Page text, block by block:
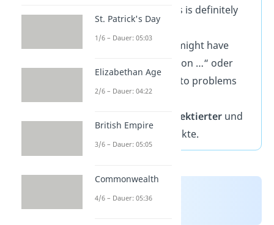
„This is definitely
„This might have
negative effects on …“ oder
„This could lead to problems
reflektierter und
bringt mehr Punkte.
St. Patrick's Day
1/6 – Dauer: 05:03
Elizabethan Age
2/6 – Dauer: 04:22
British Empire
3/6 – Dauer: 05:05
Commonwealth
4/6 – Dauer: 05:36